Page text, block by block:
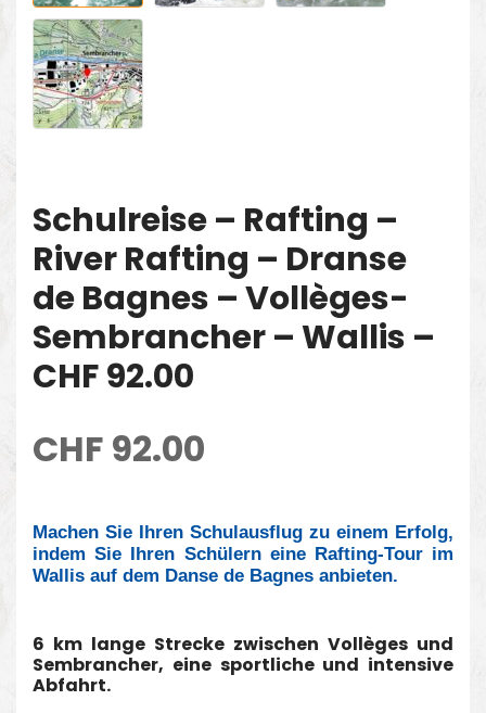
Schulreise – Rafting –
River Rafting – Dranse
de Bagnes – Vollèges-
Sembrancher – Wallis –
CHF 92.00
CHF 92.00
Machen Sie Ihren Schulausflug zu einem Erfolg,
indem Sie Ihren Schülern eine Rafting-Tour im
Wallis auf dem Danse de Bagnes anbieten.
6 km lange Strecke zwischen Vollèges und
Sembrancher, eine sportliche und intensive
Abfahrt.